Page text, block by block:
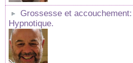
Grossesse et
Hypnotique.